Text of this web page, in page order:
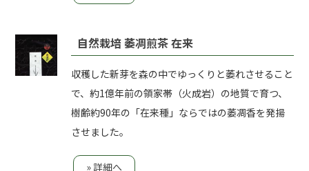
自然栽培 萎凋煎茶 在来
収穫した新芽を森の中でゆっくりと萎れさせること
で、約1億年前の領家帯（火成岩）の地質で育つ、
樹齢約90年の「在来種」ならではの萎凋香を発揚
させました。
» 詳細へ